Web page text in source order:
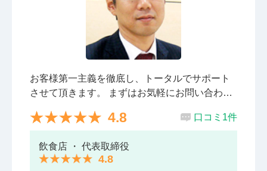
お客様第一主義を徹底し、トータルでサポート
させて頂きます。 まずはお気軽にお問い合わせ
4.8 口コミ1件
飲食店 ・ 代表取締役
4.8